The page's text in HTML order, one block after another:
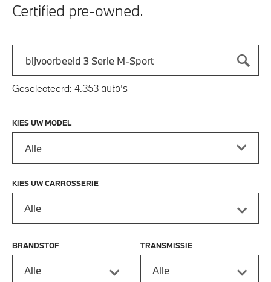
Certified pre-owned.
Zoek naar een automodel, bijvoorbeeld 3 Serie M-Sport
Typ een automodel in en druk op enter om te zoeken
Geselecteerd: 4.353 auto's
KIES UW MODEL
KIES UW CARROSSERIE
Alle
BRANDSTOF
Alle
TRANSMISSIE
Alle